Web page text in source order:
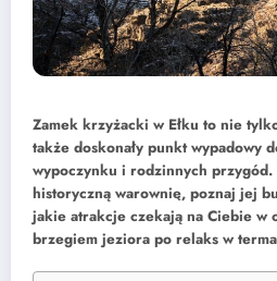
Zamek krzyżacki w Ełku to nie
także doskonały punkt wypadowy
wypoczynku i rodzinnych
historyczną warownię, poznaj jej
jakie atrakcje czekają na Ciebie w
brzegiem jeziora po relaks w